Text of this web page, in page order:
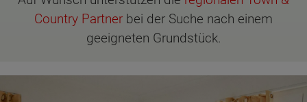
Country Partner bei der Suche nach einem
geeigneten Grundstück.